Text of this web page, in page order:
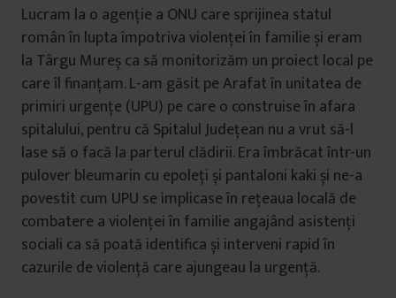
Lucram la o agenție a ONU care sprijinea statul
român în lupta împotriva violenței în familie și eram
la Târgu Mureș ca să monitorizăm un proiect local pe
care îl finanțam. L-am găsit pe Arafat în unitatea de
primiri urgențe (UPU) pe care o construise în afara
spitalului, pentru că Spitalul Județean nu a vrut să-l
lase să o facă la parterul clădirii. Era îmbrăcat într-un
pulover bleumarin cu epoleți și pantaloni kaki și ne-a
povestit cum UPU se implicase în rețeaua locală de
combatere a violenței în familie angajând asistenți
sociali ca să poată identifica și interveni rapid în
cazurile de violență care ajungeau la urgență.